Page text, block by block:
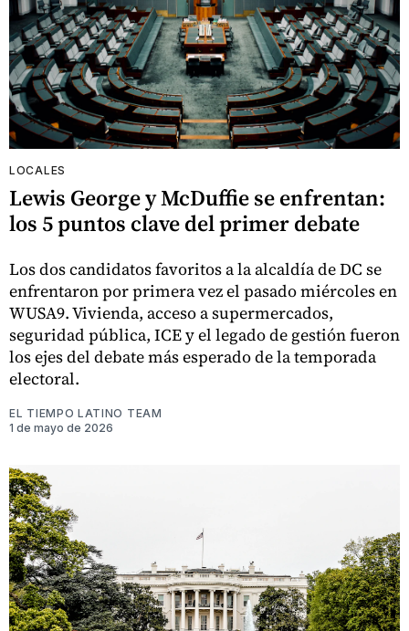
LOCALES
Lewis George y McDuffie se enfrentan:
los 5 puntos clave del primer debate
Los dos candidatos favoritos a la alcaldía de DC se
enfrentaron por primera vez el pasado miércoles en
WUSA9. Vivienda, acceso a supermercados,
seguridad pública, ICE y el legado de gestión fueron
los ejes del debate más esperado de la temporada
electoral.
EL TIEMPO LATINO TEAM
1 de mayo de 2026